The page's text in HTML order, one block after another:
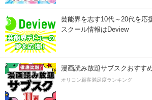
芸能界を志す10代～20代を応
スクール情報はDeview
漫画読み放題サブスクおすす
オリコン顧客満足度ランキング